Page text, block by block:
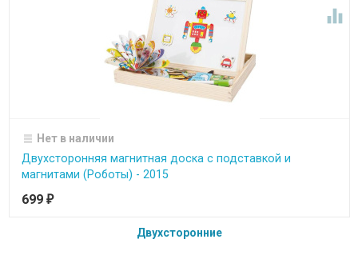

Нет в наличии
Двухсторонняя магнитная доска с подставкой и
магнитами (Роботы) - 2015
699 ₽
Двухсторонние